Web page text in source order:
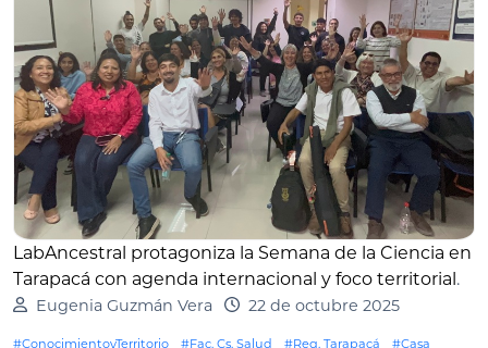
LabAncestral protagoniza la Semana de la Ciencia en
Tarapacá con agenda internacional y foco territorial.
Eugenia Guzmán Vera 22 de octubre 2025
#ConocimientoyTerritorio #Fac. Cs. Salud #Reg. Tarapacá #Casa